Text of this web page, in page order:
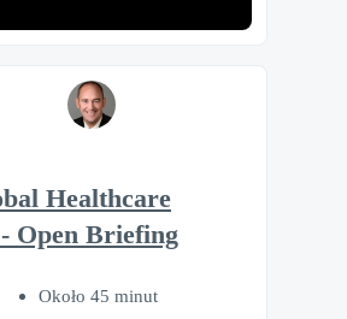
Healthcare
Open Briefing
Około 45 minut